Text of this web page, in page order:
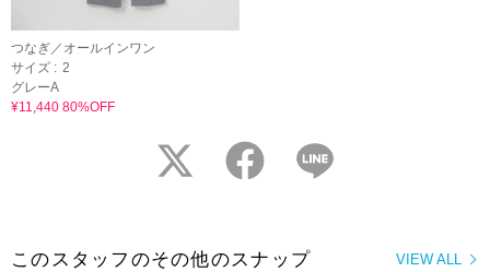
つなぎ／オールインワン
サイズ : 2
グレーA
¥11,440 80%OFF
twitter facebook
VIEW ALL
このスタッフのその他のスナップ